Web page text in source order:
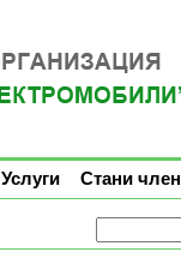
Услуги Стани член